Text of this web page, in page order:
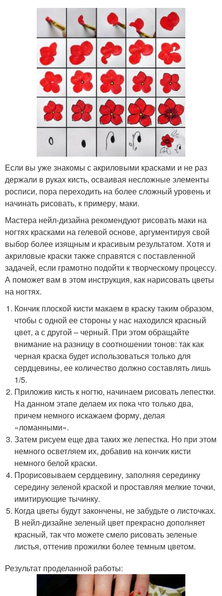
Если вы уже знакомы с акриловыми красками и не раз
держали в руках кисть, осваивая несложные элементы
росписи, пора переходить на более сложный уровень и
начинать рисовать, к примеру, маки.
Мастера нейл-дизайна рекомендуют рисовать маки на
ногтях красками на гелевой основе, аргументируя свой
выбор более изящным и красивым результатом. Хотя и
акриловые краски также справятся с поставленной
задачей, если грамотно подойти к творческому процессу.
А поможет вам в этом инструкция, как нарисовать цветы
на ногтях.
Кончик плоской кисти макаем в краску таким образом,
чтобы с одной ее стороны у нас находился красный
цвет, а с другой – черный. При этом обращайте
внимание на разницу в соотношении тонов: так как
черная краска будет использоваться только для
сердцевины, ее количество должно составлять лишь
1/5.
Приложив кисть к ногтю, начинаем рисовать лепестки.
На данном этапе делаем их пока что только два,
причем немного искажаем форму, делая
«ломанными».
Затем рисуем еще два таких же лепестка. Но при этом
немного осветляем их, добавив на кончик кисти
немного белой краски.
Прорисовываем сердцевину, заполняя серединку
середину зеленой краской и проставляя мелкие точки,
имитирующие тычинку.
Когда цветы будут закончены, не забудьте о листочках.
В нейл-дизайне зеленый цвет прекрасно дополняет
красный, так что можете смело рисовать зеленые
листья, оттенив прожилки более темным цветом.
Результат проделанной работы: